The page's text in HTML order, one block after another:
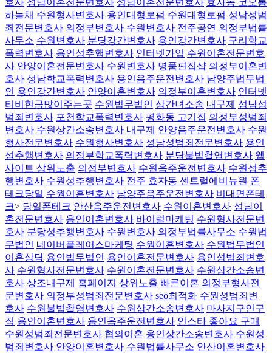
호사 성남이혼전문변호사 성남이혼전문변호사 효자동 코오롱
하늘채 수원형사변호사 용인대형로펌 수원대형로펌 성남성범
죄전문변호사 의정부변호사 수원변호사 전주공연 의정부법률
사무소 수원변호사 분당강간변호사 용인강간변호사 구리학교
폭력변호사 용인성추행변호사 인터넷가입 수원이혼전문변호
사 안양이혼전문변호사 수원변호사 명품편집샵 의정부이혼변
호사 성남학교폭력변호사 용인음주운전변호사 남양주법무법
인 용인강간변호사 안양이혼변호사 의정부이혼변호사 인터넷
티비현금많이주는곳 수원법무법인 상간녀소송 내구제 성남성
범죄변호사 포천학교폭력변호사 평화동 고기집 의정부성범죄
변호사 수원상간소송변호사 내구제 안양음주운전변호사 수원
형사전문변호사 수원형사변호사 성남성범죄전문변호사 용인
성추행변호사 의정부학교폭력변호사 분당불법촬영변호사 웹
사이트 상위노출 의정부변호사 수원음주운전변호사 수원성추
행변호사 수원성추행변호사 전주 효자동 센트럴에비뉴원 폰
테크당일 수원이혼변호사 남양주음주운전변호사 비대면폰테
크> 당일폰테크 안산음주운전변호사 수원이혼변호사 성남이
혼전문변호사 용인이혼변호사 바이럴마케팅 수원형사전문변
호사 분당성추행변호사 수원변호사 의정부법률사무소 수원법
무법인 네이버플레이스마케팅 수원이혼변호사 수원법무법인
이혼상담 용인법무법인 용인이혼전문변호사 용인성범죄변호
사 수원형사전문변호사 수원이혼전문변호사 수원상간소송변
호사 상조내구제 홈페이지 상위노출 빠른이혼 의정부형사전
문변호사 의정부성범죄전문변호사 seo최적화 수원성범죄변
호사 수원불법촬영변호사 수원상간소송변호사 마사지구인구
직 용인이혼변호사 용인음주운전변호사 인스타 좋아요 구매
수원성범죄전문변호사 협의이혼 용인상간소송변호사 수원성
범죄변호사 안양이혼변호사 수원법률사무소 안산이혼변호사